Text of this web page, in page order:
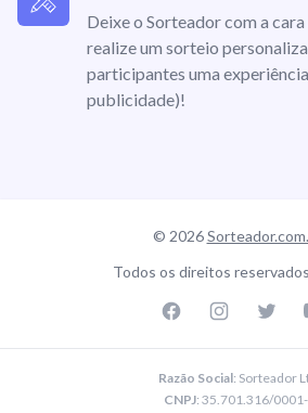
Deixe o Sorteador com a cara
realize um sorteio
participantes uma
publicidade)!
© 2026
Todos os direitos
Razão Social: Sorteador
CNPJ: 35.701.316/